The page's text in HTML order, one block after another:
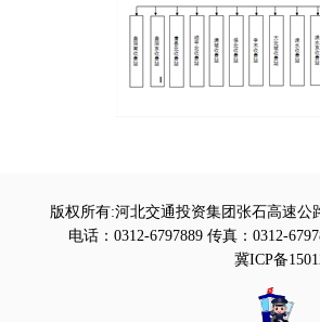
版权所有:河北交通投资集团张石高速公
电话：0312-6797889 传真：0312-
冀ICP备